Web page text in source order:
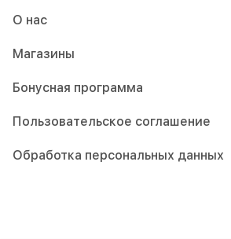
О нас
Магазины
Бонусная программа
Пользовательское соглашение
Обработка персональных данных